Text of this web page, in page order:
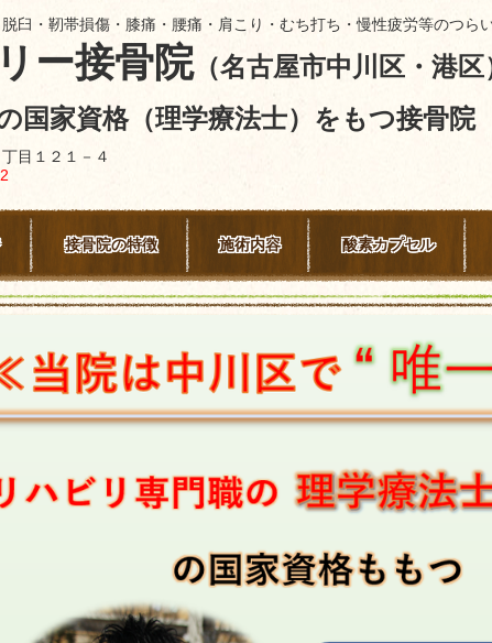
臼・靭帯損傷・膝痛・腰痛・肩こり・むち打ち・慢性疲労等のつら
ー接骨院（名古屋市中川区・港区
国家資格（理学療法士）をもつ接骨院
目１２１－４
接骨院の特徴 施術内容 酸素カプセル